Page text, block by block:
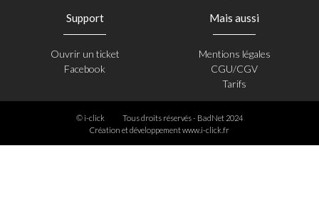
Support
Ouvrir un ticket
Facebook
Mais aussi
Mentions légales
CGU/CGV
Tarifs
© i-click
Tous droits réservés - BadNet 2024
Création et développementwww.i-click.fr